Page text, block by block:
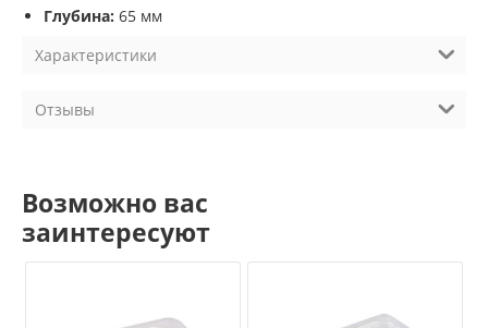
Глубина: 65 мм
Характеристики
Отзывы
Возможно вас
заинтересуют